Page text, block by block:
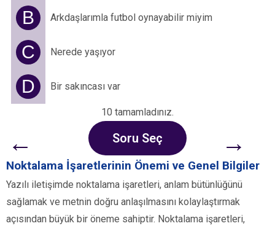
B Arkdaşlarımla futbol oynayabilir miyim
C Nerede yaşıyor
D Bir sakıncası var
10 tamamladınız.
← Soru Seç →
Noktalama İşaretlerinin Önemi ve Genel Bilgiler
Yazılı iletişimde noktalama işaretleri, anlam bütünlüğünü
sağlamak ve metnin doğru anlaşılmasını kolaylaştırmak
açısından büyük bir öneme sahiptir. Noktalama işaretleri,